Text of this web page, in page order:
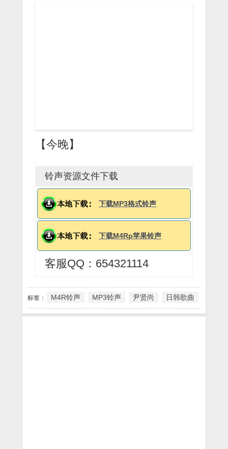
【今晚】
铃声资源文件下载
下载MP3格式铃声
下载M4Rp苹果铃声
客服QQ：654321114
标签： M4R铃声 MP3铃声 尹贤尚 日韩歌曲